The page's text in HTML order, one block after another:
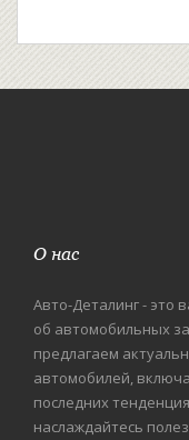
О нас
Авто-Деталинг - это
об автомобильных
предлагаем
автомобилей,
последних
наслаждайтесь